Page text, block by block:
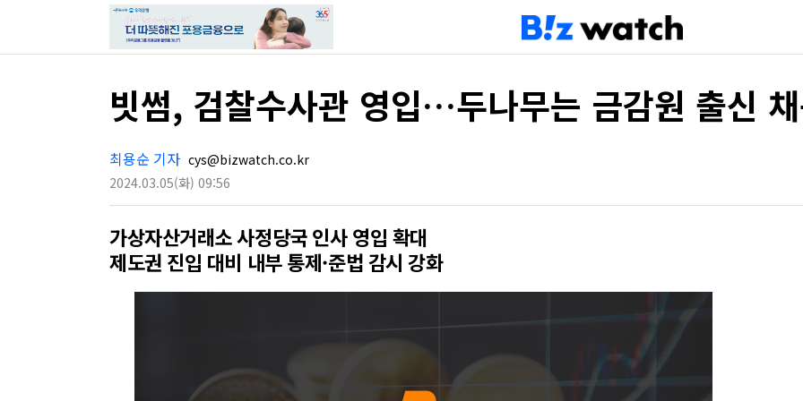
빗썸, 검찰수사관 영입…두나무는 금감원 출신
최용순 기자 cys@bizwatch.co.kr
2024.03.05(화) 09:56
가상자산거래소 사정당국 인사 영입 확대
제도권 진입 대비 내부 통제·준법 감시 강화